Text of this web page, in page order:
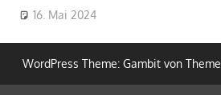
16. Mai 2024
WordPress Theme: Gambit von